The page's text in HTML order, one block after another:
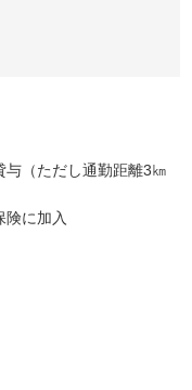
与（ただし通勤距離3㎞
険に加入